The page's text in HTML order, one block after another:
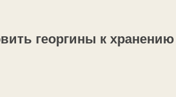
георгины к хранению